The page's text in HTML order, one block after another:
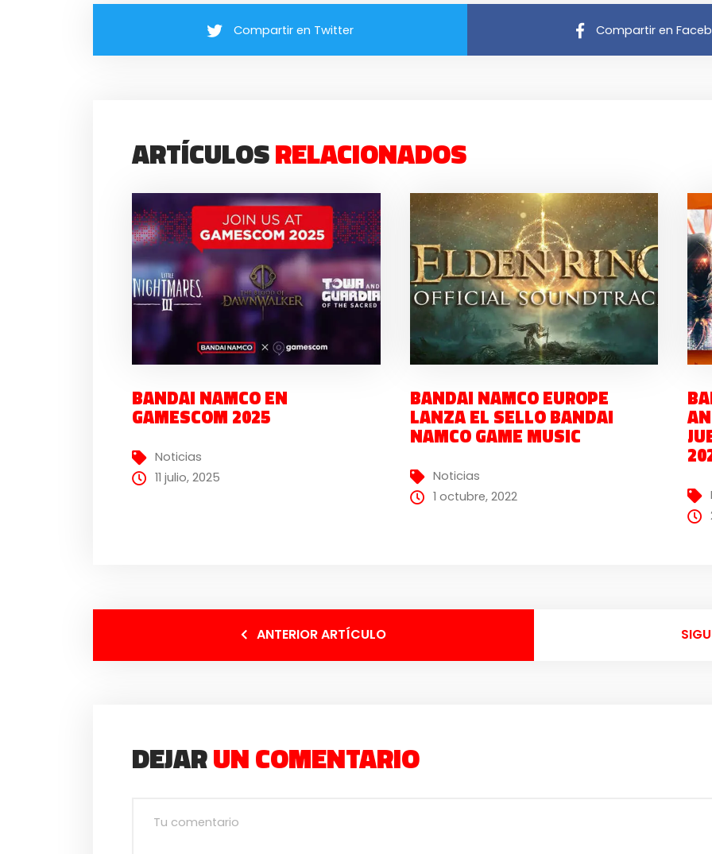
Compartir en Twitter Compartir en
ARTÍCULOSRELACIONADOS
BANDAI NAMCO EN
GAMESCOM 2025
Noticias
11 julio, 2025
BANDAI NAMCO EUROPE
LANZA EL SELLO BANDAI
NAMCO GAME MUSIC
Noticias
1 octubre, 2022
ANTERIOR ARTÍCULO
DEJARUN COMENTARIO